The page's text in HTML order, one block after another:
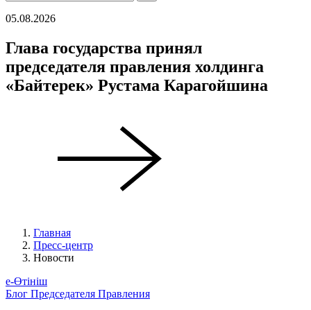
05.08.2026
Глава государства принял
председателя правления холдинга
«Байтерек» Рустама Карагойшина
Главная
Пресс-центр
Новости
е-Өтініш
Блог Председателя Правления